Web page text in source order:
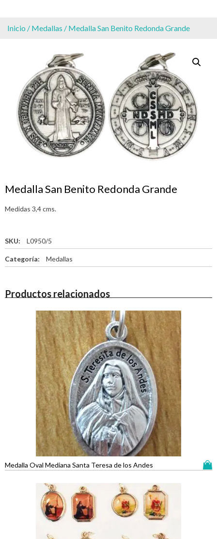
Inicio / Medallas / Medalla San Benito Redonda Grande
Medalla San Benito Redonda Grande
Medidas 3,4 cms.
SKU: L0950/5
Categoría: Medallas
Productos relacionados
Medalla Oval Mediana Santa Teresa de los Andes